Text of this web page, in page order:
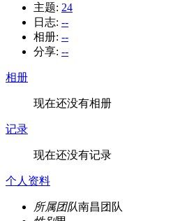
主题: 24
日志: --
相册: --
分享: --
相册
现在还没有相册
记录
现在还没有记录
个人资料
所属团队南昌团队